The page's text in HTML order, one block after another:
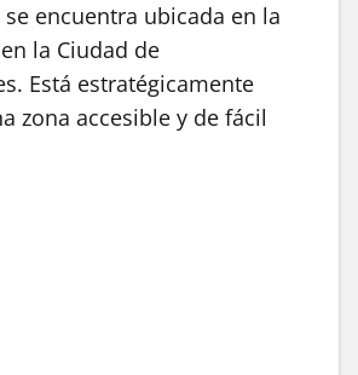
encuentra ubicada en la
la Ciudad de
Está estratégicamente
zona accesible y de fácil